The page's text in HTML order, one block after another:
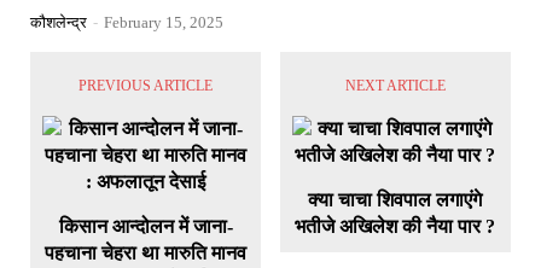
कौशलेन्द्र - February 15, 2025
PREVIOUS ARTICLE
किसान आन्दोलन में जाना-
पहचाना चेहरा था मारुति मानव
NEXT ARTICLE
क्या चाचा शिवपाल लगाएंगे
भतीजे अखिलेश की नैया पार ?